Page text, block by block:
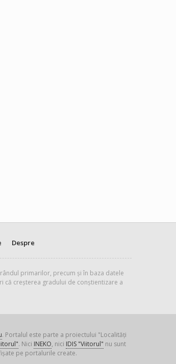
Despre
primarilor, precum și în baza datele
că creșterea gradului de conștientizare a
. Portalul este parte a proiectului "Localități
. Nici INEKO, nici IDIS "Viitorul" nu sunt
pe portalurile create.